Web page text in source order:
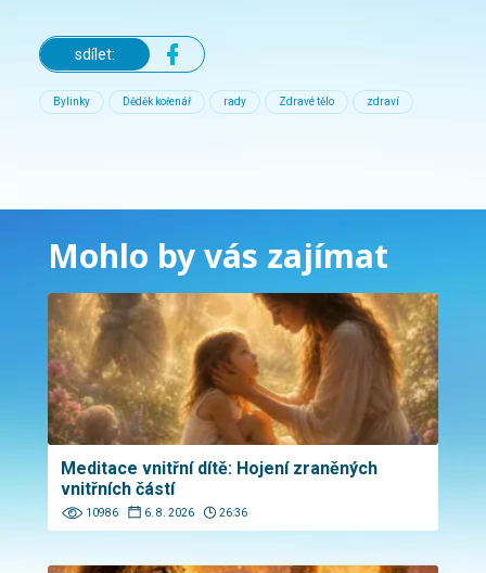
sdílet:
Bylinky Děděk kořenář rady Zdravé tělo zdraví
Mohlo by vás zajímat
Meditace vnitřní dítě: Hojení zraněných
vnitřních částí
10986 6. 8. 2026 26:36